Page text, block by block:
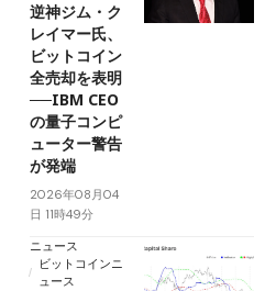
逆神ジム・ク
レイマー氏、
ビットコイン
全売却を表明
──IBM CEO
の量子コンピ
ューター警告
が発端
2026年08月04
日 11時49分
ニュース
ビットコインニ
ュース